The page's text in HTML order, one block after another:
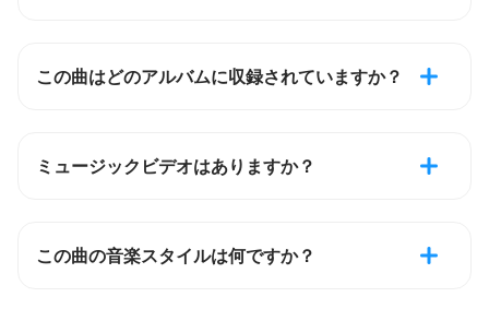
この曲はどのアルバムに収録されていますか？
ミュージックビデオはありますか？
この曲の音楽スタイルは何ですか？